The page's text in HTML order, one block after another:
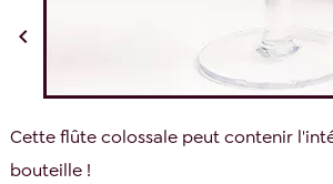

Cette flûte colossale peut contenir
bouteille !